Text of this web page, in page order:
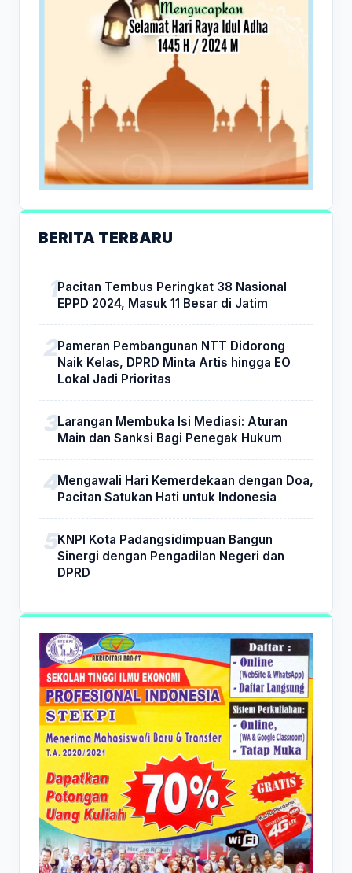
BERITA TERBARU
Pacitan Tembus Peringkat 38 Nasional
EPPD 2024, Masuk 11 Besar di Jatim
Pameran Pembangunan NTT Didorong
Naik Kelas, DPRD Minta Artis hingga EO
Lokal Jadi Prioritas
Larangan Membuka Isi Mediasi: Aturan
Main dan Sanksi Bagi Penegak Hukum
Mengawali Hari Kemerdekaan dengan Doa,
Pacitan Satukan Hati untuk Indonesia
KNPI Kota Padangsidimpuan Bangun
Sinergi dengan Pengadilan Negeri dan
DPRD